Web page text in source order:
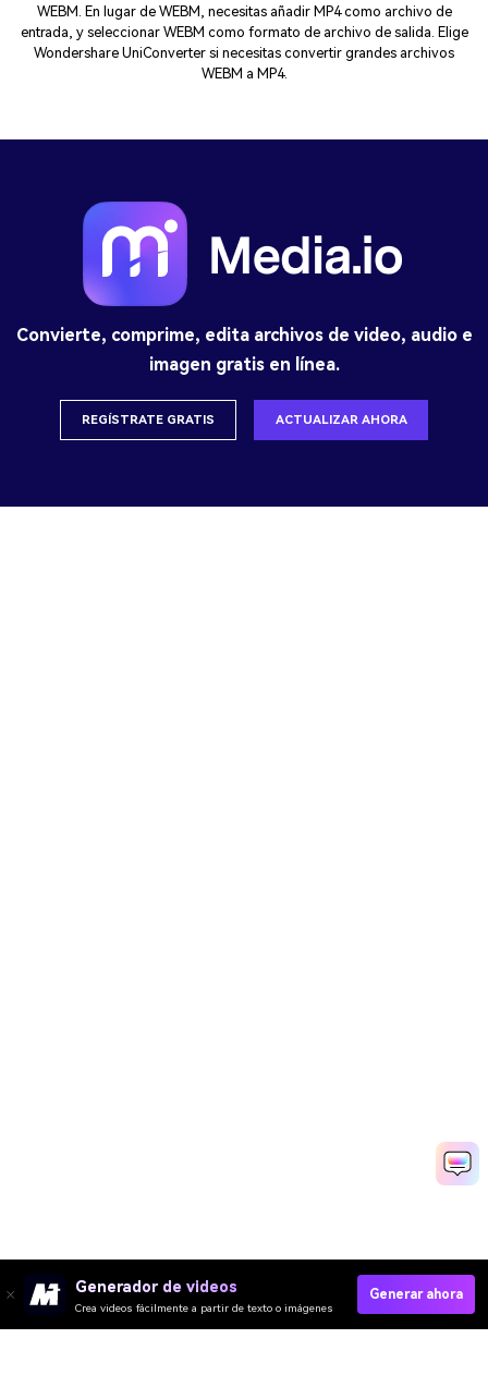
WEBM. En lugar de WEBM, necesitas añadir MP4 como archivo de
entrada, y seleccionar WEBM como formato de archivo de salida. Elige
Wondershare UniConverter si necesitas convertir grandes archivos
WEBM a MP4.
Convierte, comprime, edita archivos de video, audio e
imagen gratis en línea.
REGÍSTRATE GRATIS ACTUALIZAR AHORA
Generador de videos
Crea videos fácilmente a partir de texto o imágenes
Generar ahora